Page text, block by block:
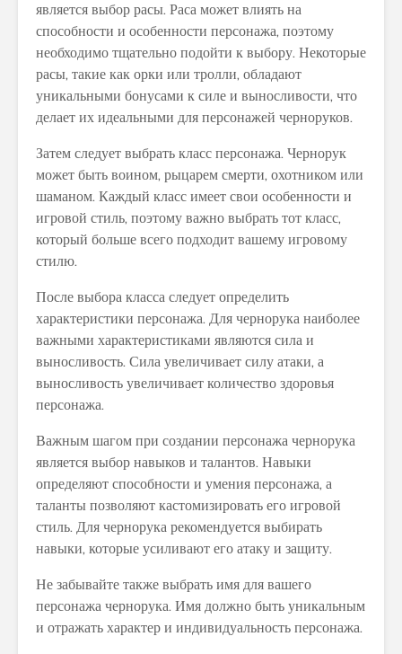
является выбор расы. Раса может влиять на
способности и особенности персонажа, поэтому
необходимо тщательно подойти к выбору. Некоторые
расы, такие как орки или тролли, обладают
уникальными бонусами к силе и выносливости, что
делает их идеальными для персонажей черноруков.
Затем следует выбрать класс персонажа. Чернорук
может быть воином, рыцарем смерти, охотником или
шаманом. Каждый класс имеет свои особенности и
игровой стиль, поэтому важно выбрать тот класс,
который больше всего подходит вашему игровому
стилю.
После выбора класса следует определить
характеристики персонажа. Для чернорука наиболее
важными характеристиками являются сила и
выносливость. Сила увеличивает силу атаки, а
выносливость увеличивает количество здоровья
персонажа.
Важным шагом при создании персонажа чернорука
является выбор навыков и талантов. Навыки
определяют способности и умения персонажа, а
таланты позволяют кастомизировать его игровой
стиль. Для чернорука рекомендуется выбирать
навыки, которые усиливают его атаку и защиту.
Не забывайте также выбрать имя для вашего
персонажа чернорука. Имя должно быть уникальным
и отражать характер и индивидуальность персонажа.